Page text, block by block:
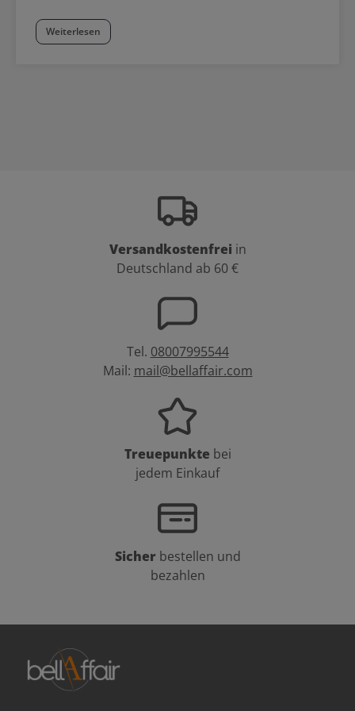
Weiterlesen
Versandkostenfrei in
Deutschland ab 60 €
Tel. 08007995544
Mail: mail@bellaffair.com
Treuepunkte bei
jedem Einkauf
Sicher bestellen und
bezahlen